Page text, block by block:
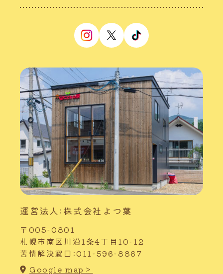
運営法人:株式会社よつ葉
〒005-0801
札幌市南区川沿1条4丁目10-12
苦情解決窓口:011-596-8867
Google map＞